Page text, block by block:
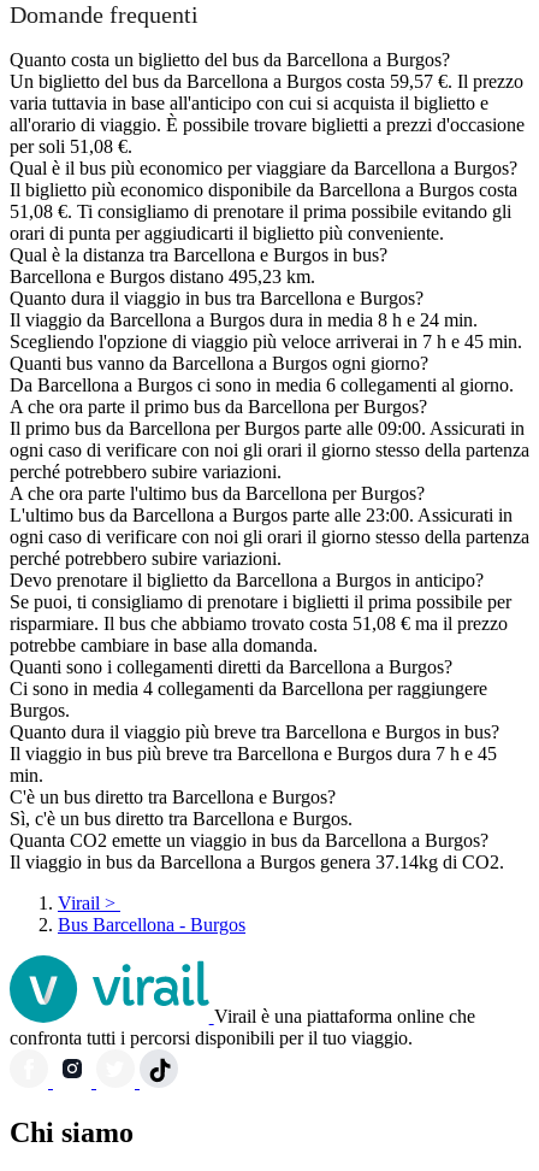
Domande frequenti
Quanto costa un biglietto del bus da Barcellona a Burgos?
Un biglietto del bus da Barcellona a Burgos costa 59,57 €. Il prezzo
varia tuttavia in base all'anticipo con cui si acquista il biglietto e
all'orario di viaggio. È possibile trovare biglietti a prezzi d'occasione
per soli 51,08 €.
Qual è il bus più economico per viaggiare da Barcellona a Burgos?
Il biglietto più economico disponibile da Barcellona a Burgos costa
51,08 €. Ti consigliamo di prenotare il prima possibile evitando gli
orari di punta per aggiudicarti il biglietto più conveniente.
Qual è la distanza tra Barcellona e Burgos in bus?
Barcellona e Burgos distano 495,23 km.
Quanto dura il viaggio in bus tra Barcellona e Burgos?
Il viaggio da Barcellona a Burgos dura in media 8 h e 24 min.
Scegliendo l'opzione di viaggio più veloce arriverai in 7 h e 45 min.
Quanti bus vanno da Barcellona a Burgos ogni giorno?
Da Barcellona a Burgos ci sono in media 6 collegamenti al giorno.
A che ora parte il primo bus da Barcellona per Burgos?
Il primo bus da Barcellona per Burgos parte alle 09:00. Assicurati in
ogni caso di verificare con noi gli orari il giorno stesso della partenza
perché potrebbero subire variazioni.
A che ora parte l'ultimo bus da Barcellona per Burgos?
L'ultimo bus da Barcellona a Burgos parte alle 23:00. Assicurati in
ogni caso di verificare con noi gli orari il giorno stesso della partenza
perché potrebbero subire variazioni.
Devo prenotare il biglietto da Barcellona a Burgos in anticipo?
Se puoi, ti consigliamo di prenotare i biglietti il prima possibile per
risparmiare. Il bus che abbiamo trovato costa 51,08 € ma il prezzo
potrebbe cambiare in base alla domanda.
Quanti sono i collegamenti diretti da Barcellona a Burgos?
Ci sono in media 4 collegamenti da Barcellona per raggiungere
Burgos.
Quanto dura il viaggio più breve tra Barcellona e Burgos in bus?
Il viaggio in bus più breve tra Barcellona e Burgos dura 7 h e 45
min.
C'è un bus diretto tra Barcellona e Burgos?
Sì, c'è un bus diretto tra Barcellona e Burgos.
Quanta CO2 emette un viaggio in bus da Barcellona a Burgos?
Il viaggio in bus da Barcellona a Burgos genera 37.14kg di CO2.
Virail >
Bus Barcellona - Burgos
Virail è una piattaforma online che
confronta tutti i percorsi disponibili per il tuo viaggio.
Chi siamo